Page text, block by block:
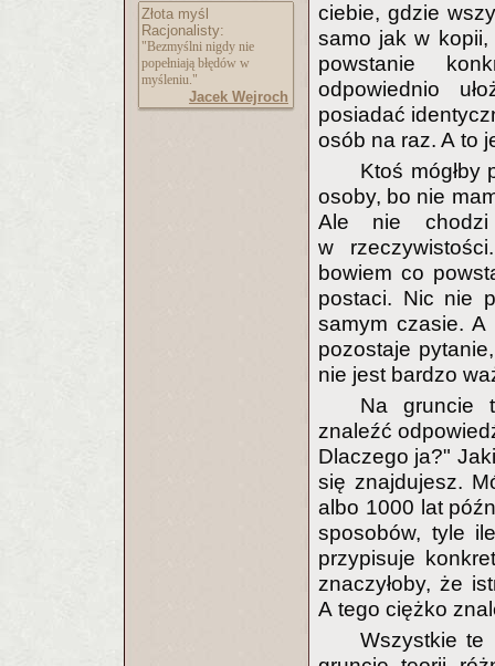
Złota myśl
Racjonalisty:
"Bezmyślni nigdy nie
popełniają błędów w
myśleniu."
Jacek Wejroch
ciebie, gdzie
samo jak w kopii,
powstanie
odpowiednio
posiadać
osób na raz. A to
Ktoś mógłby
osoby, bo nie
Ale nie chodzi
w
bowiem co
postaci. Nic nie
samym czasie.
pozostaje
nie jest bardzo
Na gruncie
znaleźć
Dlaczego ja?"
się znajdujesz.
albo 1000 lat
sposobów, tyle
przypisuje
znaczyłoby, że
A tego ciężko
Wszystkie te